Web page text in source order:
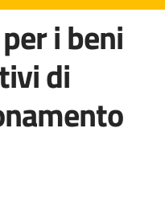
i beni
di
generica